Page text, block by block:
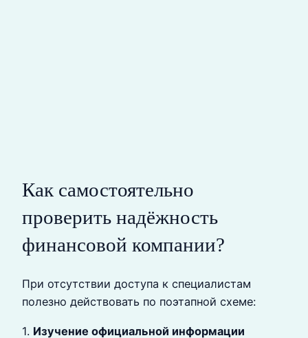
Как самостоятельно
проверить надёжность
финансовой компании?
При отсутствии доступа к специалистам
полезно действовать по поэтапной схеме:
1. Изучение официальной информации